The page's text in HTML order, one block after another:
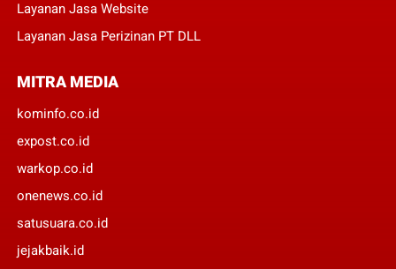
Layanan Jasa Website
Layanan Jasa Perizinan PT DLL
MITRA MEDIA
kominfo.co.id
expost.co.id
warkop.co.id
onenews.co.id
satusuara.co.id
jejakbaik.id